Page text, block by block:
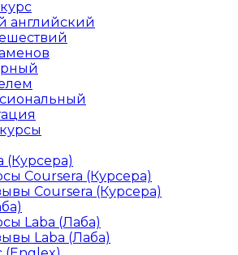
английский
(Курсера)
Coursera (Курсера)
Coursera (Курсера)
Laba (Лаба)
Laba (Лаба)